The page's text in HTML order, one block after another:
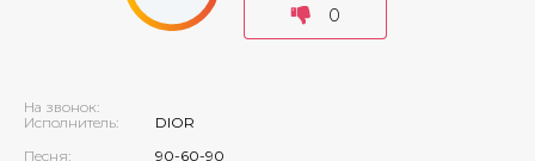
На звонок:
Исполнитель:
DIOR
Песня:
90-60-90
0